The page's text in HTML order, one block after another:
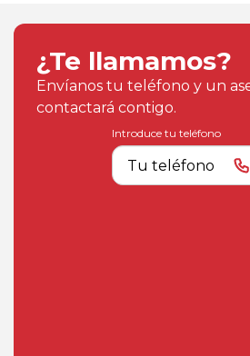
¿Te llamamos?
Envíanos tu teléfono y un
contactará contigo.
Introduce tu teléfono